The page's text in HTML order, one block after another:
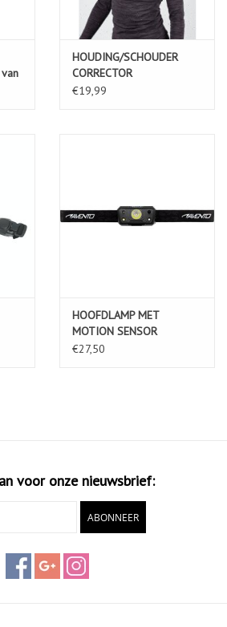
HOUDING/SCHOUDER
CORRECTOR
VERSTELBAAR
€19,99
HOOFDLAMP MET
MOTION SENSOR
OPLAADBAAR • MULTI-
€27,50
voor onze nieuwsbrief:
ABONNEER